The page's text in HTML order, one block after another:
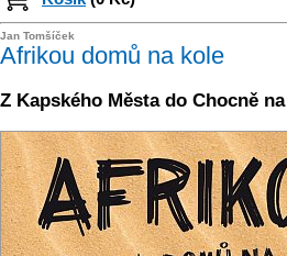
Jan Tomšíček
Afrikou domů na kole
Z Kapského Města do Chocně